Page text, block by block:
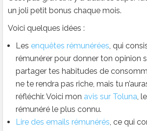
un joli petit bonus chaque mois.
Voici quelques idées :
Les enquêtes rémunérées , qui
rémunérer pour donner ton opinion
partager tes habitudes de
ne te rendra pas riche, mais tu
réfléchir. Voici mon avis sur Toluna ,
rémunéré le plus connu.
Lire des emails rémunérés , ce qui